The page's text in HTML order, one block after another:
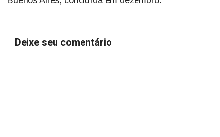
Deixe seu comentário